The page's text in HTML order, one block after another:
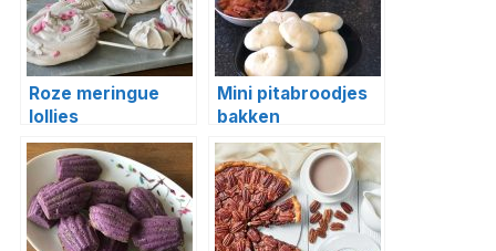
Roze meringue
lollies
(moederdagtip!)
Mini pitabroodjes
bakken